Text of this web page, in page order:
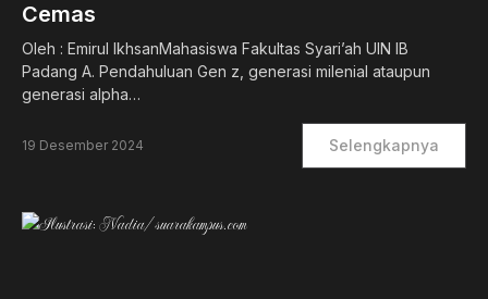
Cemas
Oleh : Emirul IkhsanMahasiswa Fakultas Syari’ah UIN IB
Padang A. Pendahuluan Gen z, generasi milenial ataupun
generasi alpha…
19 Desember 2024 Selengkapnya